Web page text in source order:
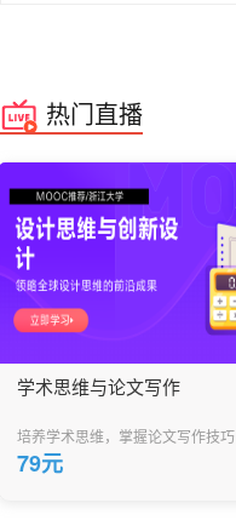
热门直播
学术思维与论文写作
培养学术思维，掌握论文写作技巧
79元